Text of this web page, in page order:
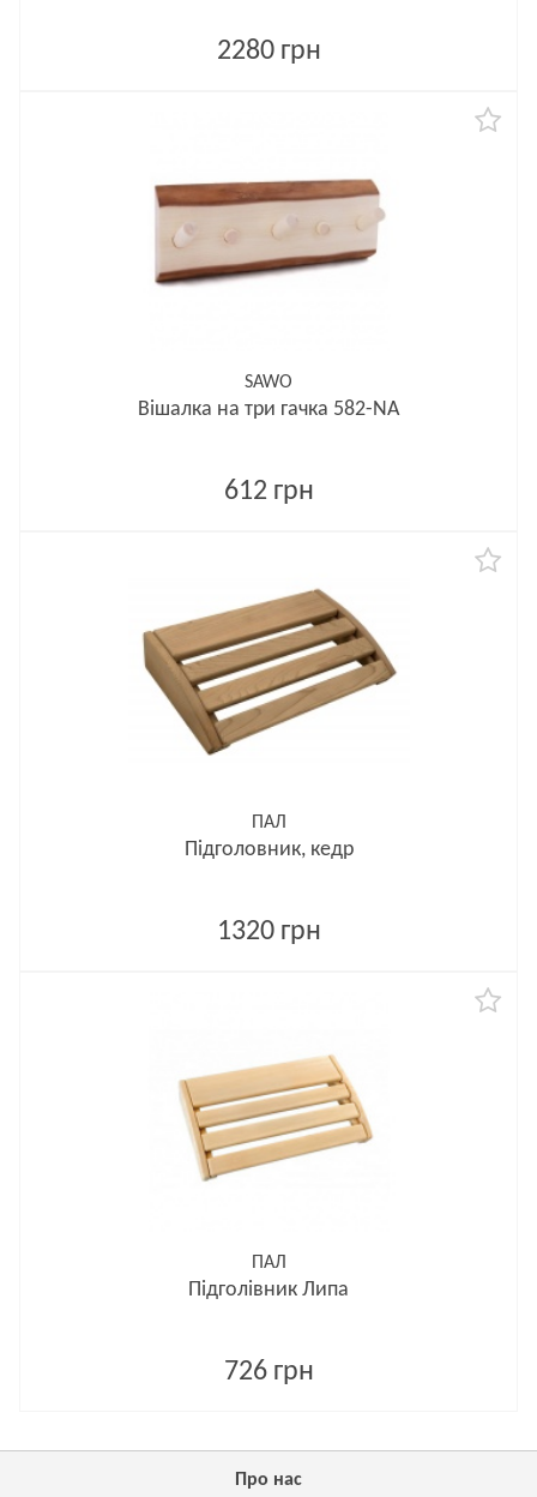
2280 грн
SAWO
Вішалка на три гачка 582-NA
612 грн
ПАЛ
Підголовник, кедр
1320 грн
ПАЛ
Підголівник Липа
726 грн
Про нас